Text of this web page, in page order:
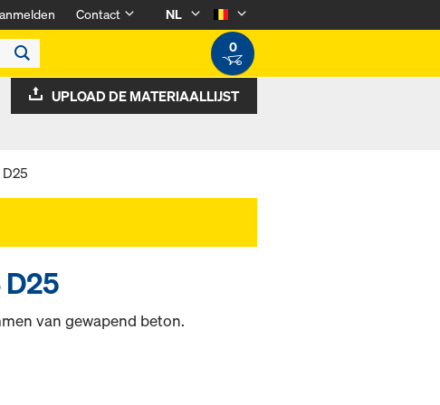
Contact
NL
0
UPLOAD DE MATERIAALLIJST
D25
van gewapend beton.